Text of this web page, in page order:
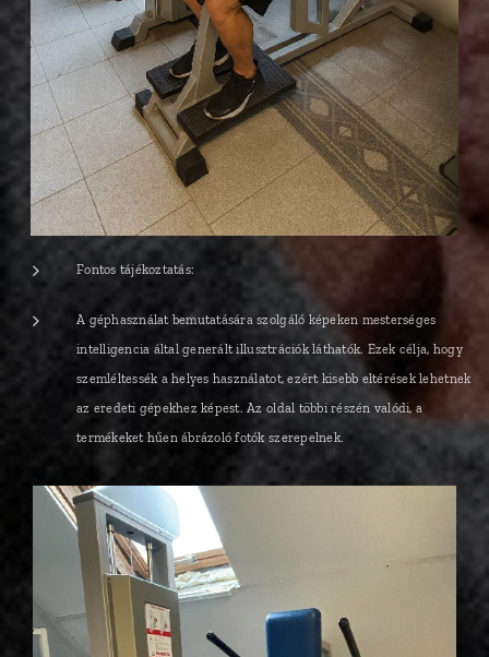
Fontos tájékoztatás:
A géphasználat bemutatására szolgáló képeken mesterséges
intelligencia által generált illusztrációk láthatók. Ezek célja, hogy
szemléltessék a helyes használatot, ezért kisebb eltérések lehetnek
az eredeti gépekhez képest. Az oldal többi részén valódi, a
termékeket hűen ábrázoló fotók szerepelnek.